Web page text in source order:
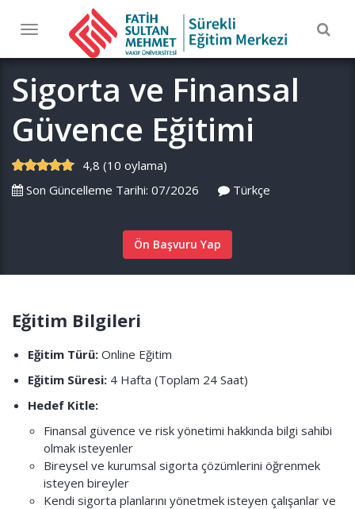
Toggle
navigation
Sigorta ve Finansal
Güvence Eğitimi
4,8 (10 oylama)
Son Güncelleme Tarihi: 07/2026
Türkçe
Ön Başvuru Yap
Eğitim Bilgileri
Eğitim Türü: Online Eğitim
Eğitim Süresi: 4 Hafta (Toplam 24 Saat)
Hedef Kitle:
Finansal güvence ve risk yönetimi hakkında bilgi sahibi
olmak isteyenler
Bireysel ve kurumsal sigorta çözümlerini öğrenmek
isteyen bireyler
Kendi sigorta planlarını yönetmek isteyen çalışanlar ve